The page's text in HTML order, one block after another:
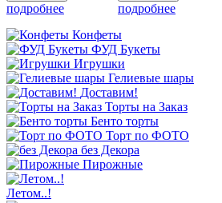
подробнее подробнее
Конфеты
ФУД Букеты
Игрушки
Гелиевые шары
Доставим!
Торты на Заказ
Бенто торты
Торт по ФОТО
без Декора
Пирожные
Летом..!